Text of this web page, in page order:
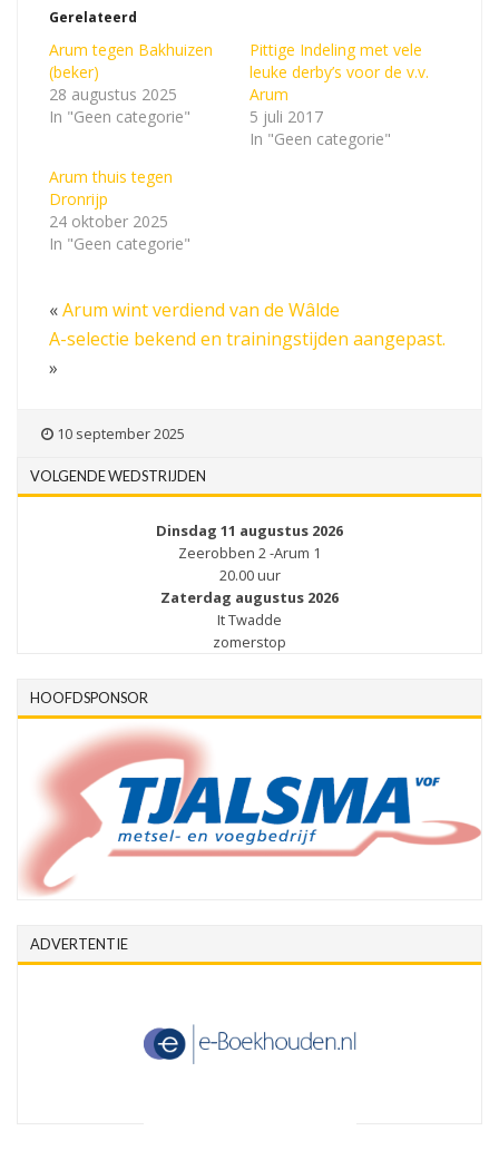
Gerelateerd
Arum tegen Bakhuizen
(beker)
28 augustus 2025
In "Geen categorie"
Pittige Indeling met vele
leuke derby’s voor de v.v.
Arum
5 juli 2017
In "Geen categorie"
Arum thuis tegen
Dronrijp
24 oktober 2025
In "Geen categorie"
«Arum wint verdiend van de Wâlde
A-selectie bekend en trainingstijden aangepast.
»
10 september 2025
VOLGENDE WEDSTRIJDEN
Dinsdag 11 augustus 2026
Zeerobben 2 -Arum 1
20.00 uur
Zaterdag augustus 2026
It Twadde
zomerstop
HOOFDSPONSOR
ADVERTENTIE